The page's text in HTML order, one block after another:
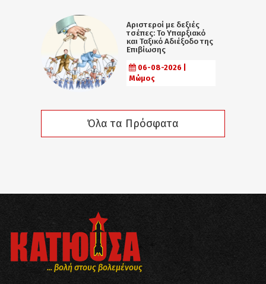
Αριστεροί με δεξιές
τσέπες: Το Υπαρξιακό
και Ταξικό Αδιέξοδο της
Επιβίωσης
06-08-2026 |
Μώμος
Όλα τα Πρόσφατα
... βολή στους βολεμένους